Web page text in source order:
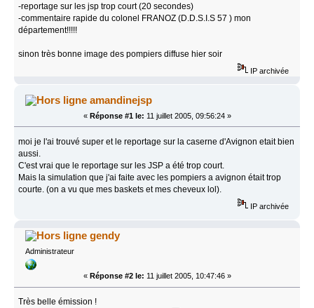
-reportage sur les jsp trop court (20 secondes)
-commentaire rapide du colonel FRANOZ (D.D.S.I.S 57 ) mon
département!!!!!
sinon très bonne image des pompiers diffuse hier soir
IP archivée
amandinejsp
« Réponse #1 le: 11 juillet 2005, 09:56:24 »
moi je l'ai trouvé super et le reportage sur la caserne d'Avignon etait bien
aussi.
C'est vrai que le reportage sur les JSP a été trop court.
Mais la simulation que j'ai faite avec les pompiers a avignon était trop
courte. (on a vu que mes baskets et mes cheveux lol).
IP archivée
gendy
Administrateur
« Réponse #2 le: 11 juillet 2005, 10:47:46 »
Très belle émission !